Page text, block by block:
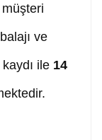
ve
ile 14